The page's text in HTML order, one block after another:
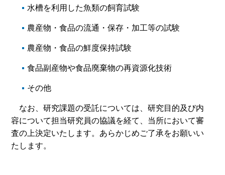
水槽を利用した魚類の飼育試験
農産物・食品の流通・保存・加工等の試験
農産物・食品の鮮度保持試験
食品副産物や食品廃棄物の再資源化技術
その他
なお、研究課題の受託については、研究目的及び内
容について担当研究員の協議を経て、当所において審
査の上決定いたします。あらかじめご了承をお願いい
たします。